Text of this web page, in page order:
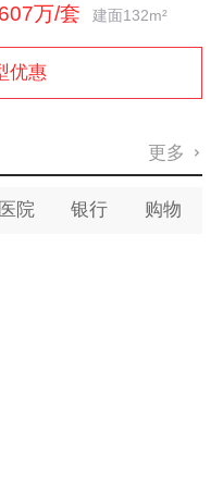
607万/套 建面132m²
优惠
更多 
医院 银行 购物